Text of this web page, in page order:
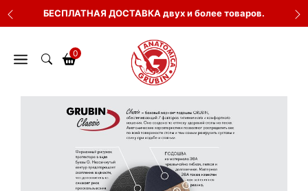
Перейти
к
БЕСПЛАТНАЯ ДОСТАВКА двух и более товаров.
0